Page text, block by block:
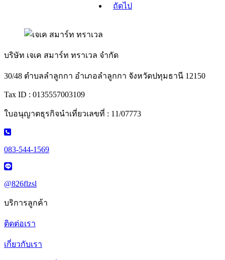
ถัดไป
บริษัท เจเค สมาร์ท ทราเวล จำกัด
30/48 ตำบลลำลูกกา อำเภอลำลูกกา จังหวัดปทุมธานี 12150
Tax ID : 0135557003109
ใบอนุญาตธุรกิจนำเที่ยวเลขที่ : 11/07773
083-544-1569
@826flzsl
บริการลูกค้า
ติดต่อเรา
เกี่ยวกับเรา